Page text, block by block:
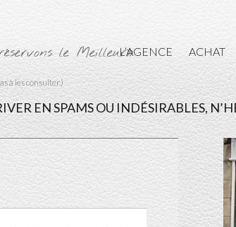
le Meilleur»L’AGENCE ACHAT
à les consulter.)
EN SPAMS OU INDÉSIRABLES,